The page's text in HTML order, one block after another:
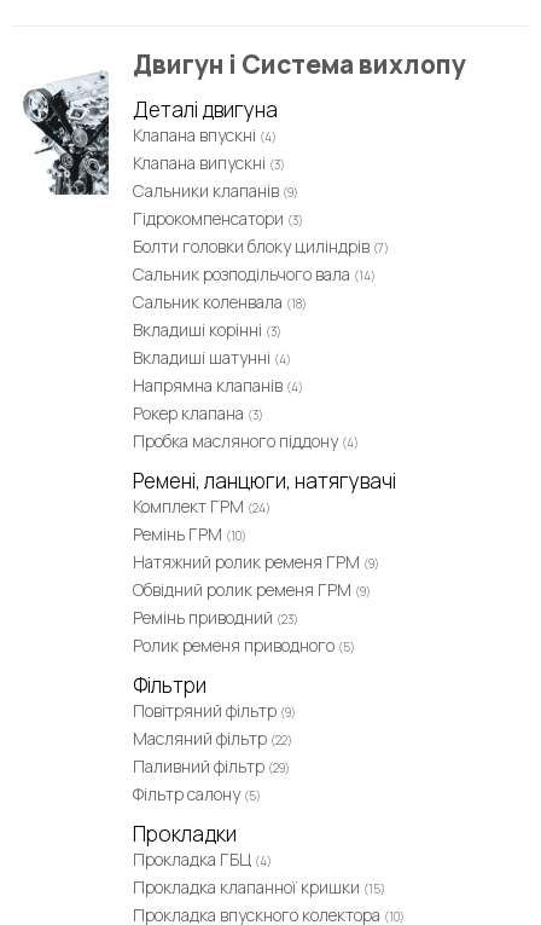
Двигун і Система вихлопу
Деталі двигуна
Клапана впускні (4)
Клапана випускні (3)
Сальники клапанів (9)
Гідрокомпенсатори (3)
Болти головки блоку циліндрів (7)
Сальник розподільчого вала (14)
Сальник коленвала (18)
Вкладиші корінні (3)
Вкладиші шатунні (4)
Напрямна клапанів (4)
Рокер клапана (3)
Пробка масляного піддону (4)
Ремені, ланцюги, натягувачі
Комплект ГРМ (24)
Ремінь ГРМ (10)
Натяжний ролик ременя ГРМ (9)
Обвідний ролик ременя ГРМ (9)
Ремінь приводний (23)
Ролик ременя приводного (5)
Фільтри
Повітряний фільтр (9)
Масляний фільтр (22)
Паливний фільтр (29)
Фільтр салону (5)
Прокладки
Прокладка ГБЦ (4)
Прокладка клапанної кришки (15)
Прокладка впускного колектора (10)